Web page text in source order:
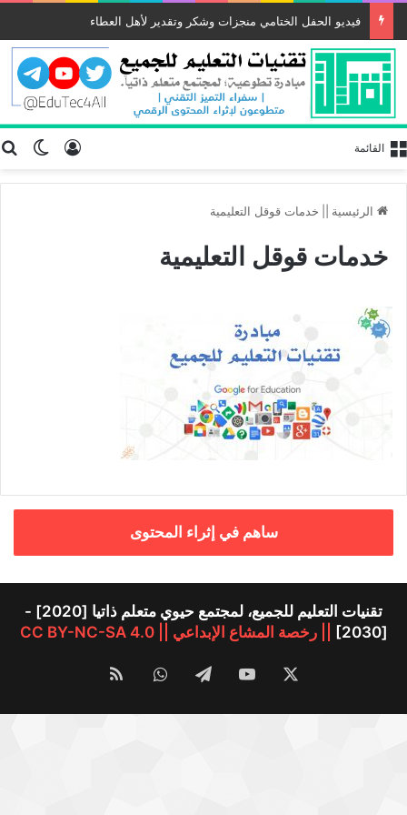
فيديو الحفل الختامي منجزات وشكر وتقدير لأهل العطاء
تسجيل القائمة
الرئيسية خدمات قوقل التعليمية
خدمات قوقل التعليمية
ساهم في إثراء المحتوى
تقنيات التعليم للجميع، لمجتمع حيوي متعلم ذاتيا [2020] -
[2030]
|| رخصة المشاع الإبداعي || CC BY-NC-SA 4.0
‫YouTubeتيلقرامواتسابملخص
الموقع